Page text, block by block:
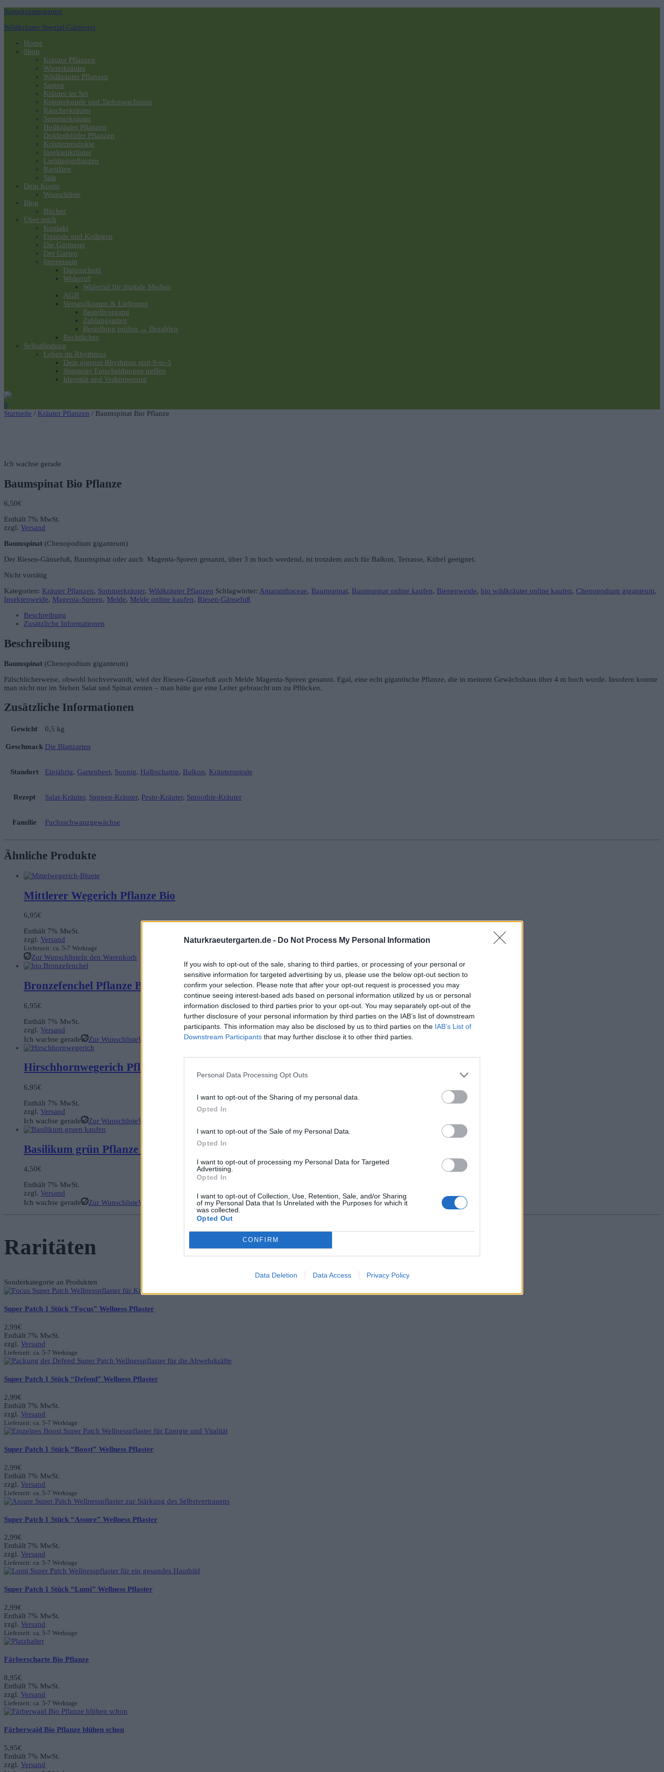
Naturkraeutergarten.de - Do Not Process My Personal Information
If you wish to opt-out of the sale, sharing to third parties, or processing of your personal or
sensitive information for targeted advertising by us, please use the below opt-out section to
confirm your selection. Please note that after your opt-out request is processed you may
continue seeing interest-based ads based on personal information utilized by us or personal
information disclosed to third parties prior to your opt-out. You may separately opt-out of the
further disclosure of your personal information by third parties on the IAB’s list of downstream
participants. This information may also be disclosed by us to third parties on the IAB’s List of
Downstream Participants that may further disclose it to other third parties.
Personal Data Processing Opt Outs
I want to opt-out of the Sharing of my personal data.
Opted In
I want to opt-out of the Sale of my Personal Data.
Opted In
I want to opt-out of processing my Personal Data for Targeted
Advertising.
Opted In
I want to opt-out of Collection, Use, Retention, Sale, and/or Sharing
of my Personal Data that Is Unrelated with the Purposes for which it
was collected.
Opted Out
CONFIRM
Data Deletion Data Access Privacy Policy
Naturkräutergarten
Wildkräuter Spezial-Gärtnerei
Navigation
umschalten
Home
Shop
Kräuter Pflanzen
Winterkräuter
Wildkräuter Pflanzen
Samen
Kräuter im Set
Kräuterkunde und Tiefenwachstum
Räucherkräuter
Sommerkräuter
Heilkräuter Pflanzen
Doldenblütler Pflanzen
Kräuterprodukte
Insektenkräuter
Lieblingspflanzen
Raritäten
Sale
Dein Konto
Wunschliste
Blog
Bücher
Über mich
Kontakt
Freunde und Kollegen
Die Gärtnerei
Der Garten
Impressum
Datenschutz
Widerruf
Widerruf für digitale Medien
AGB
Versandkosten & Lieferung
Bestellvorgang
Zahlungsarten
Bestellung prüfen → Bezahlen
Rechtliches
Selbstfindung
Leben im Rhythmus
Dein eigener Rhythmus statt 9-to-5
Stimmige Entscheidungen treffen
Identität und Verkörperung
0
Startseite / Kräuter Pflanzen / Baumspinat Bio Pflanze
Ich wachse gerade
Baumspinat Bio Pflanze
6,50€
Enthält 7% MwSt.
zzgl. Versand
Baumspinat (Chenopodium giganteum)
Der Riesen-Gänsefuß, Baumspinat oder auch Magenta-Spreen genannt, über 3 m hoch werdend, ist trotzdem auch für Balkon, Terrasse, Kübel geeignet.
Nicht vorrätig
Kategorien: Kräuter Pflanzen, Sommerkräuter, Wildkräuter Pflanzen Schlagwörter: Amaranthaceae, Baumspinat, Baumspinat online kaufen, Bienenweide, bio wildkräuter online kaufen, Chenopodium giganteum,
Insektenweide, Magenta-Spreen, Melde, Melde online kaufen, Riesen-Gänsefuß
Beschreibung
Zusätzliche Informationen
Beschreibung
Baumspinat (Chenopodium giganteum)
Fälschlicherweise, obwohl hochverwandt, wird der Riesen-Gänsefuß auch Melde Magenta-Spreen genannt. Egal, eine echt gigantische Pflanze, die in meinem Gewächshaus über 4 m hoch wurde. Insofern konnte
man nicht nur im Stehen Salat und Spinat ernten – man hätte gar eine Leiter gebraucht um zu Pflücken.
Zusätzliche Informationen
Gewicht 0,5 kg
Geschmack Die Blattzarten
Standort Einjährig, Gartenbeet, Sonnig, Halbschattig, Balkon, Kräuterspirale
Rezept Salat-Kräuter, Suppen-Kräuter, Pesto-Kräuter, Smoothie-Kräuter
Familie Fuchsschwanzgewächse
Ähnliche Produkte
Mittlerer Wegerich Pflanze Bio
6,95€
Enthält 7% MwSt.
zzgl. Versand
Lieferzeit: ca. 5-7 Werktage
Zur WunschlisteIn den Warenkorb
Bronzefenchel Pflanze Bio
6,95€
Enthält 7% MwSt.
zzgl. Versand
Ich wachse gerade
Zur WunschlisteWeiterlesen
Hirschhornwegerich Pflanze Bio
6,95€
Enthält 7% MwSt.
zzgl. Versand
Ich wachse gerade
Zur WunschlisteWeiterlesen
Basilikum grün Pflanze Bio
4,50€
Enthält 7% MwSt.
zzgl. Versand
Ich wachse gerade
Zur WunschlisteWeiterlesen
Raritäten
Sonderkategorie an Produkten
Super Patch 1 Stück “Focus” Wellness Pflaster
2,99€
Enthält 7% MwSt.
zzgl. Versand
Lieferzeit: ca. 5-7 Werktage
Super Patch 1 Stück “Defend” Wellness Pflaster
2,99€
Enthält 7% MwSt.
zzgl. Versand
Lieferzeit: ca. 5-7 Werktage
Super Patch 1 Stück “Boost” Wellness Pflaster
2,99€
Enthält 7% MwSt.
zzgl. Versand
Lieferzeit: ca. 5-7 Werktage
Super Patch 1 Stück “Assure” Wellness Pflaster
2,99€
Enthält 7% MwSt.
zzgl. Versand
Lieferzeit: ca. 5-7 Werktage
Super Patch 1 Stück “Lumi” Wellness Pflaster
2,99€
Enthält 7% MwSt.
zzgl. Versand
Lieferzeit: ca. 5-7 Werktage
Färberscharte Bio Pflanze
8,95€
Enthält 7% MwSt.
zzgl. Versand
Lieferzeit: ca. 5-7 Werktage
Färberwaid Bio Pflanze blühen schon
5,95€
Enthält 7% MwSt.
zzgl. Versand